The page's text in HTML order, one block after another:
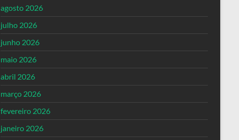
agosto 2026
julho 2026
junho 2026
maio 2026
abril 2026
março 2026
fevereiro 2026
janeiro 2026